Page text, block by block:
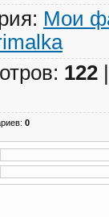
: Мои
: 122
: 0